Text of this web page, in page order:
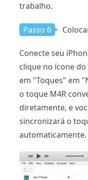
trabalho.
Passo 6
Conecte seu
clique no ícone
em "Toques" em
o toque M4R
diretamente, e
sincronizará o
automaticamente.